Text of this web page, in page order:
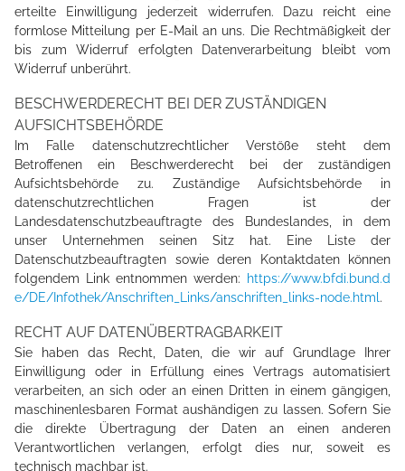
erteilte Einwilligung jederzeit widerrufen. Dazu reicht eine
formlose Mitteilung per E-Mail an uns. Die Rechtmäßigkeit der
bis zum Widerruf erfolgten Datenverarbeitung bleibt vom
Widerruf unberührt.
BESCHWERDERECHT BEI DER ZUSTÄNDIGEN
AUFSICHTSBEHÖRDE
Im Falle datenschutzrechtlicher Verstöße steht dem
Betroffenen ein Beschwerderecht bei der zuständigen
Aufsichtsbehörde zu. Zuständige Aufsichtsbehörde in
datenschutzrechtlichen Fragen ist der
Landesdatenschutzbeauftragte des Bundeslandes, in dem
unser Unternehmen seinen Sitz hat. Eine Liste der
Datenschutzbeauftragten sowie deren Kontaktdaten können
folgendem Link entnommen werden:
https://www.bfdi.bund.d
e/DE/Infothek/Anschriften_Links/anschriften_links-node.html .
RECHT AUF DATENÜBERTRAGBARKEIT
Sie haben das Recht, Daten, die wir auf Grundlage Ihrer
Einwilligung oder in Erfüllung eines Vertrags automatisiert
verarbeiten, an sich oder an einen Dritten in einem gängigen,
maschinenlesbaren Format aushändigen zu lassen. Sofern Sie
die direkte Übertragung der Daten an einen anderen
Verantwortlichen verlangen, erfolgt dies nur, soweit es
technisch machbar ist.